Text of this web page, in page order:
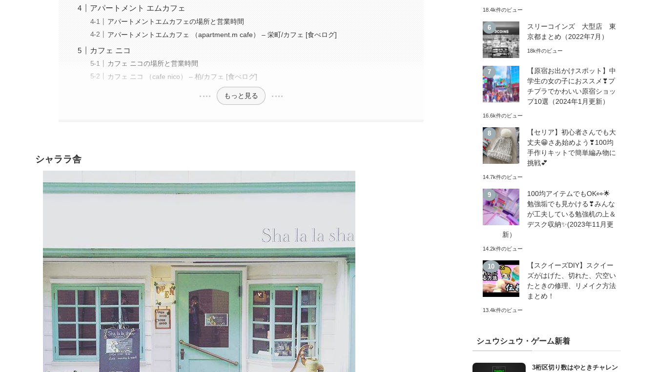
アパートメント エムカフェ
アパートメントエムカフェの場所と営業時間
アパートメントエムカフェ （apartment.m cafe） – 栄町/カフェ [食べログ]
カフェ ニコ
カフェ ニコの場所と営業時間
カフェ ニコ （cafe nico） – 柏/カフェ [食べログ]
もっと見る
シャララ舎
18.4k件のビュー
スリーコインズ 大型店 東
京都まとめ（2022年7月）
18k件のビュー
【原宿お出かけスポット】中
学生の女の子におススメ❣プ
チプラでかわいい原宿ショッ
プ10選（2024年1月更新）
16.6k件のビュー
【セリア】初心者さんでも大
丈夫😁さあ始めよう❣100均
手作りキットで簡単編み物に
挑戦💕
14.7k件のビュー
100均アイテムでもOK👀🌟
勉強垢でも見かける❣みんな
が工夫している勉強机の上＆
デスク収納✨(2023年11月更
新）
14.2k件のビュー
【スクイーズDIY】スクイー
ズがはげた、切れた、穴空い
たときの修理、リメイク方法
まとめ！
13.4k件のビュー
シュウシュウ・ゲーム新着
3桁区切り数はやときチャレン